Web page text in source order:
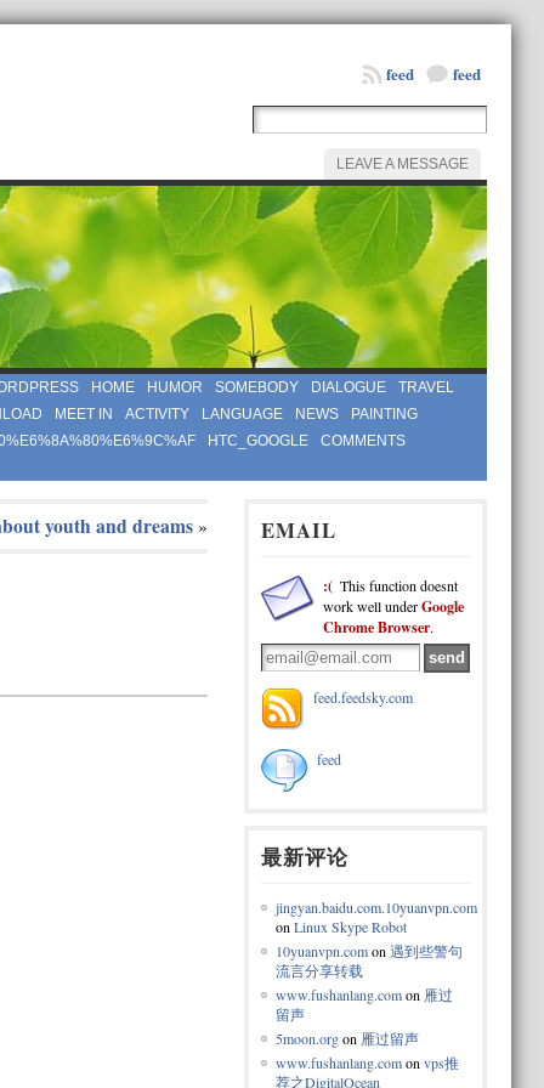
feed
feed
LEAVE A MESSAGE
HOME HUMOR SOMEBODY DIALOGUE
TRAVEL
MEET IN ACTIVITY LANGUAGE NEWS
PAINTING
HTC_GOOGLE
COMMENTS
youth and dreams» EMAIL
:( This function doesnt
work well underGoogle
Chrome Browser.
feed.feedsky.com
feed
最新评论
jingyan.baidu.com.10yuanvpn.com
onLinux Skype Robot
10yuanvpn.comon遇到些警句
流言分享转载
www.fushanlang.comon 雁过
留声
5moon.orgon 雁过留声
www.fushanlang.comonvps推
荐之DigitalOcean